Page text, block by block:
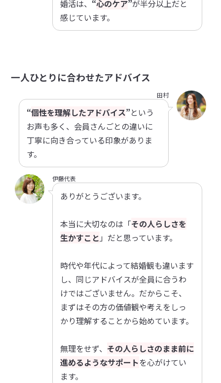
婚活は、 “心のケア”が半分以上だと
感じています。
一人ひとりに合わせたアドバイス
田村
“個性を理解したアドバイス”という
お声も多く、会員さんごとの違いに
丁寧に向き合っている印象がありま
す。
伊藤代表
ありがとうございます。
本当に大切なのは「その人らしさを
生かすこと 」だと思っています。
時代や年代によって結婚観も違います
し、同じアドバイスが全員に合うわ
けではございません。だからこそ、
まずはその方の価値観や考えをしっ
かり理解することから始めています。
無理をせず、 その人らしさのまま前に
進めるようなサポートを心がけてい
ます。